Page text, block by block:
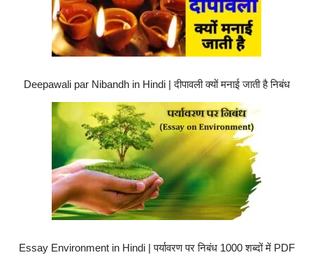
Deepawali par Nibandh in Hindi | दीपावली क्यों मनाई जाती है निबंध
Essay Environment in Hindi | पर्यावरण पर निबंध 1000 शब्दों में PDF